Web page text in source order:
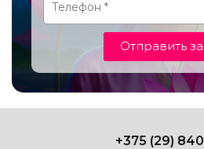
Отправить
+375 (29)